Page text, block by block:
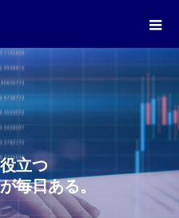
役立つ
が毎日ある。